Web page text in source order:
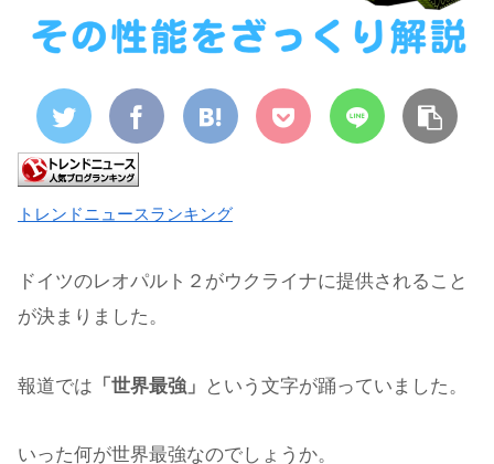
トレンドニュースランキング
ドイツのレオパルト２がウクライナに提供されること
が決まりました。
報道では 「世界最強」 という文字が踊っていました。
いった何が世界最強なのでしょうか。